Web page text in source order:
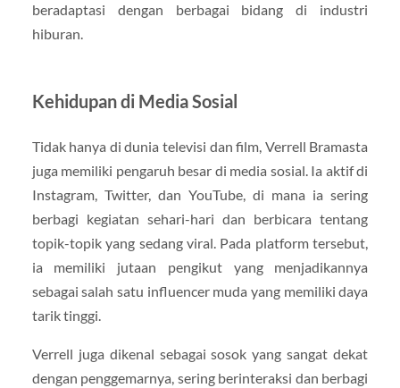
beradaptasi dengan berbagai bidang di industri
hiburan.
Kehidupan di Media Sosial
Tidak hanya di dunia televisi dan film, Verrell Bramasta
juga memiliki pengaruh besar di media sosial. Ia aktif di
Instagram, Twitter, dan YouTube, di mana ia sering
berbagi kegiatan sehari-hari dan berbicara tentang
topik-topik yang sedang viral. Pada platform tersebut,
ia memiliki jutaan pengikut yang menjadikannya
sebagai salah satu influencer muda yang memiliki daya
tarik tinggi.
Verrell juga dikenal sebagai sosok yang sangat dekat
dengan penggemarnya, sering berinteraksi dan berbagi